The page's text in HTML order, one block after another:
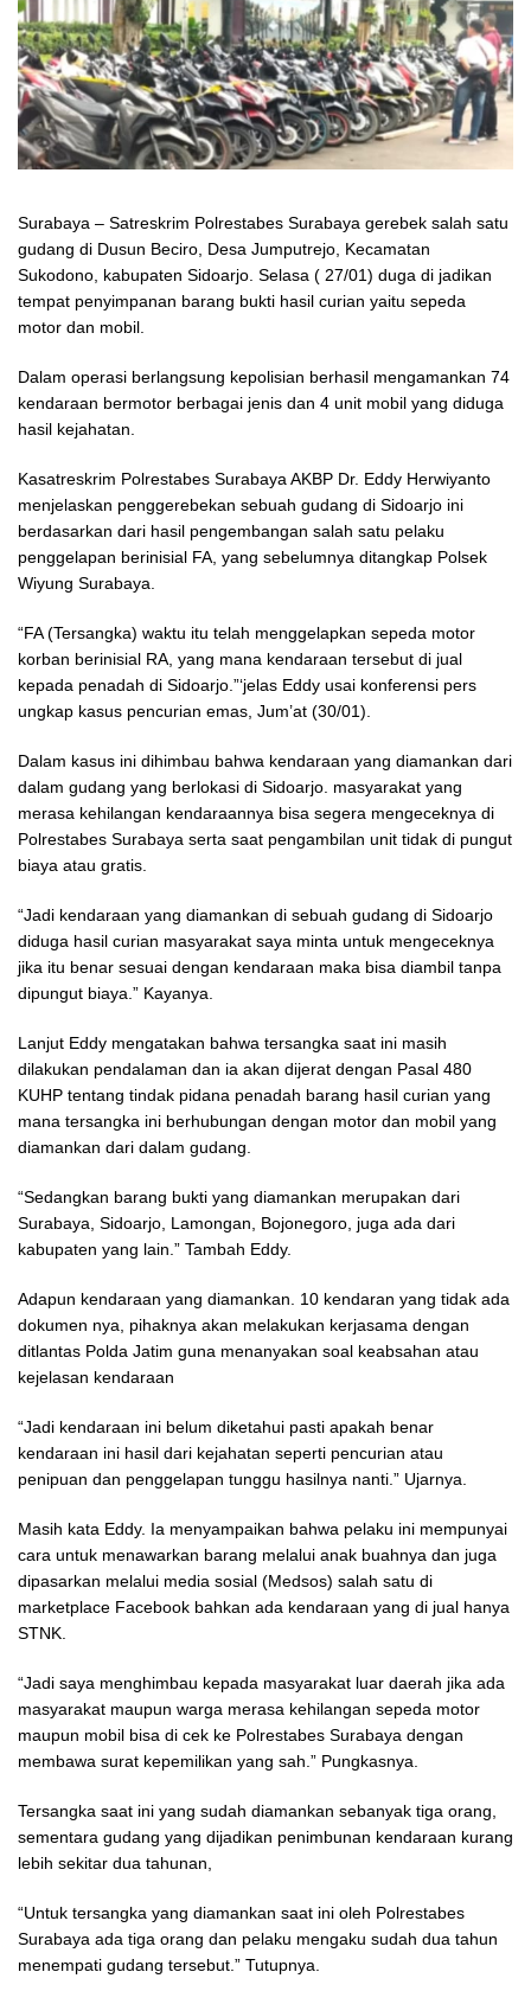
Surabaya – Satreskrim Polrestabes Surabaya gerebek salah satu
gudang di Dusun Beciro, Desa Jumputrejo, Kecamatan
Sukodono, kabupaten Sidoarjo. Selasa ( 27/01) duga di jadikan
tempat penyimpanan barang bukti hasil curian yaitu sepeda
motor dan mobil.
Dalam operasi berlangsung kepolisian berhasil mengamankan 74
kendaraan bermotor berbagai jenis dan 4 unit mobil yang diduga
hasil kejahatan.
Kasatreskrim Polrestabes Surabaya AKBP Dr. Eddy Herwiyanto
menjelaskan penggerebekan sebuah gudang di Sidoarjo ini
berdasarkan dari hasil pengembangan salah satu pelaku
penggelapan berinisial FA, yang sebelumnya ditangkap Polsek
Wiyung Surabaya.
“FA (Tersangka) waktu itu telah menggelapkan sepeda motor
korban berinisial RA, yang mana kendaraan tersebut di jual
kepada penadah di Sidoarjo.”‘jelas Eddy usai konferensi pers
ungkap kasus pencurian emas, Jum’at (30/01).
Dalam kasus ini dihimbau bahwa kendaraan yang diamankan dari
dalam gudang yang berlokasi di Sidoarjo. masyarakat yang
merasa kehilangan kendaraannya bisa segera mengeceknya di
Polrestabes Surabaya serta saat pengambilan unit tidak di pungut
biaya atau gratis.
“Jadi kendaraan yang diamankan di sebuah gudang di Sidoarjo
diduga hasil curian masyarakat saya minta untuk mengeceknya
jika itu benar sesuai dengan kendaraan maka bisa diambil tanpa
dipungut biaya.” Kayanya.
Lanjut Eddy mengatakan bahwa tersangka saat ini masih
dilakukan pendalaman dan ia akan dijerat dengan Pasal 480
KUHP tentang tindak pidana penadah barang hasil curian yang
mana tersangka ini berhubungan dengan motor dan mobil yang
diamankan dari dalam gudang.
“Sedangkan barang bukti yang diamankan merupakan dari
Surabaya, Sidoarjo, Lamongan, Bojonegoro, juga ada dari
kabupaten yang lain.” Tambah Eddy.
Adapun kendaraan yang diamankan. 10 kendaran yang tidak ada
dokumen nya, pihaknya akan melakukan kerjasama dengan
ditlantas Polda Jatim guna menanyakan soal keabsahan atau
kejelasan kendaraan
“Jadi kendaraan ini belum diketahui pasti apakah benar
kendaraan ini hasil dari kejahatan seperti pencurian atau
penipuan dan penggelapan tunggu hasilnya nanti.” Ujarnya.
Masih kata Eddy. Ia menyampaikan bahwa pelaku ini mempunyai
cara untuk menawarkan barang melalui anak buahnya dan juga
dipasarkan melalui media sosial (Medsos) salah satu di
marketplace Facebook bahkan ada kendaraan yang di jual hanya
STNK.
“Jadi saya menghimbau kepada masyarakat luar daerah jika ada
masyarakat maupun warga merasa kehilangan sepeda motor
maupun mobil bisa di cek ke Polrestabes Surabaya dengan
membawa surat kepemilikan yang sah.” Pungkasnya.
Tersangka saat ini yang sudah diamankan sebanyak tiga orang,
sementara gudang yang dijadikan penimbunan kendaraan kurang
lebih sekitar dua tahunan,
“Untuk tersangka yang diamankan saat ini oleh Polrestabes
Surabaya ada tiga orang dan pelaku mengaku sudah dua tahun
menempati gudang tersebut.” Tutupnya.